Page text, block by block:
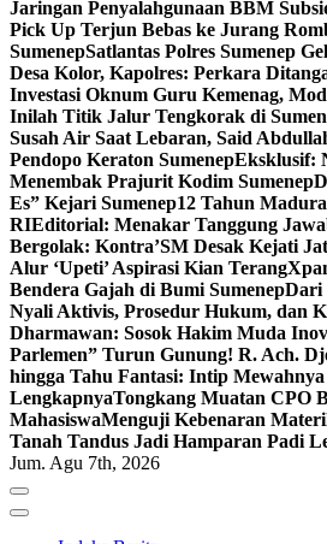
Jaringan Penyalahgunaan BBM
Pick Up Terjun Bebas ke Jurang
SumenepSatlantas Polres Sumenep
Desa Kolor, Kapolres: Perkara
Investasi Oknum Guru Kemenag,
Inilah Titik Jalur Tengkorak di
Susah Air Saat Lebaran, Said
Pendopo Keraton SumenepEksklusif:
Menembak Prajurit Kodim Sumenep
Es” Kejari Sumenep12 Tahun
RIEditorial: Menakar Tanggung
Bergolak: Kontra’SM Desak Kejati
Alur ‘Upeti’ Aspirasi Kian Terang
Bendera Gajah di Bumi SumenepDari
Nyali Aktivis, Prosedur Hukum, dan
Dharmawan: Sosok Hakim Muda
Parlemen” Turun Gunung! R. Ach.
hingga Tahu Fantasi: Intip
LengkapnyaTongkang Muatan CPO
MahasiswaMenguji Kebenaran
Tanah Tandus Jadi Hamparan Padi
Jum. Agu 7th, 2026